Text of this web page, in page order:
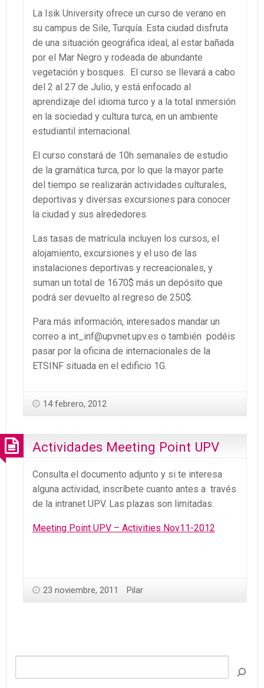
La Isik University ofrece un curso de verano en
su campus de Sile, Turquía. Esta ciudad disfruta
de una situación geográfica ideal, al estar bañada
por el Mar Negro y rodeada de abundante
vegetación y bosques. El curso se llevará a cabo
del 2 al 27 de Julio, y está enfocado al
aprendizaje del idioma turco y a la total inmersión
en la sociedad y cultura turca, en un ambiente
estudiantil internacional.
El curso constará de 10h semanales de estudio
de la gramática turca, por lo que la mayor parte
del tiempo se realizarán actividades culturales,
deportivas y diversas excursiones para conocer
la ciudad y sus alrededores.
Las tasas de matrícula incluyen los cursos, el
alojamiento, excursiones y el uso de las
instalaciones deportivas y recreacionales, y
suman un total de 1670$ más un depósito que
podrá ser devuelto al regreso de 250$.
Para más información, interesados mandar un
correo a int_inf@upvnet.upv.es o también podéis
pasar por la oficina de internacionales de la
ETSINF situada en el edificio 1G.
14 febrero, 2012
Actividades Meeting Point UPV
Consulta el documento adjunto y si te interesa
alguna actividad, inscríbete cuanto antes a través
de la intranet UPV. Las plazas son limitadas.
Meeting Point UPV – Activities Nov11-2012
23 noviembre, 2011 Pilar